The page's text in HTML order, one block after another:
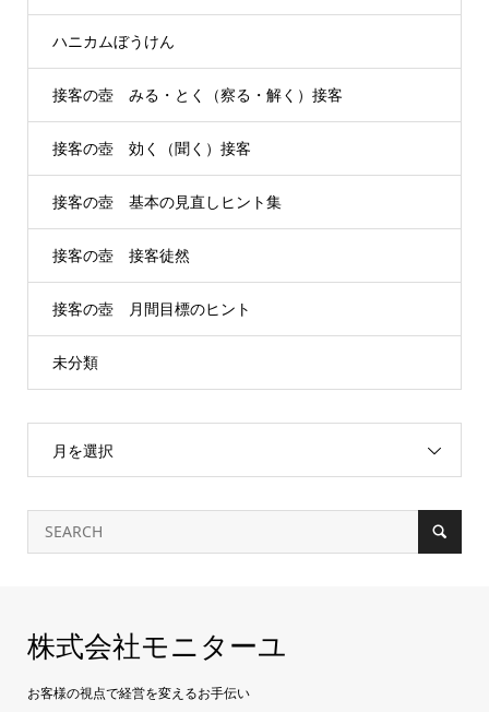
ハニカムぼうけん
接客の壺 みる・とく（察る・解く）接客
接客の壺 効く（聞く）接客
接客の壺 基本の見直しヒント集
接客の壺 接客徒然
接客の壺 月間目標のヒント
未分類
月を選択
株式会社モニターユ
お客様の視点で経営を変えるお手伝い